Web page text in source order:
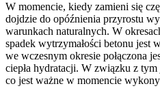
W momencie, kiedy zamieni się
dojdzie do opóźnienia przyrostu
warunkach naturalnych. W
spadek wytrzymałości betonu jest
we wczesnym okresie połączona
ciepła hydratacji. W związku z tym
co jest ważne w momencie